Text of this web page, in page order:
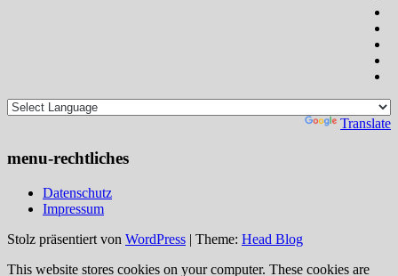
Translate
menu-rechtliches
Datenschutz
Impressum
Stolz präsentiert von WordPress | Theme: Head Blog
This website stores cookies on your computer. These cookies are